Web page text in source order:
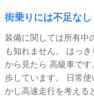
街乗りには不足なし
装備に関しては所有中
も知れません。 はっ
から見たら 高級車で
歩しています。 日常
かし高速走行を考え